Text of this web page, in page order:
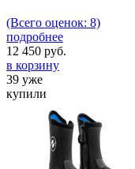
(Всего оценок: 8)
подробнее
12 450 руб.
в корзину
39 уже
купили